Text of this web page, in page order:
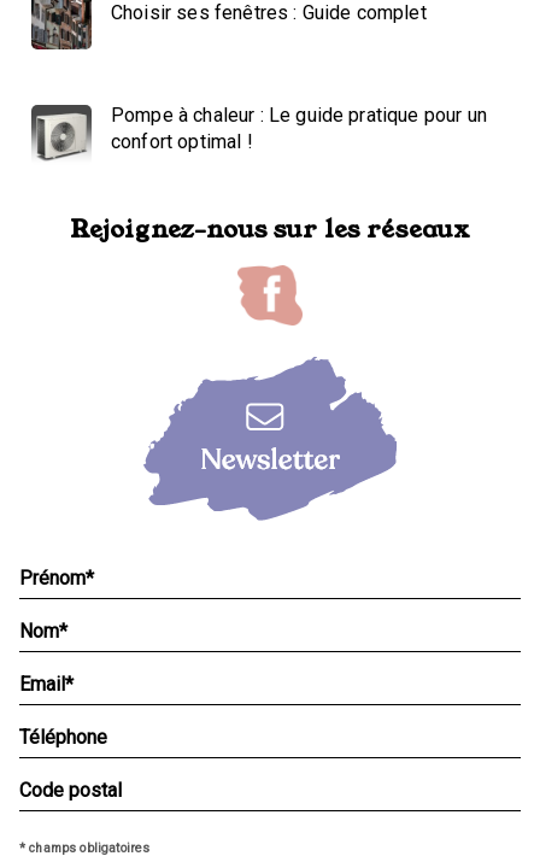
Choisir ses fenêtres : Guide complet
Pompe à chaleur : Le guide pratique pour un
confort optimal !
Rejoignez-nous sur les réseaux
* champs obligatoires